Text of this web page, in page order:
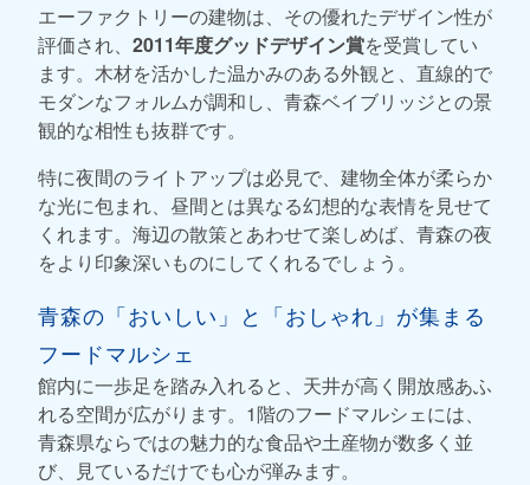
エーファクトリーの建物は、その優れたデザイン性が
評価され、 2011年度グッドデザイン賞を受賞してい
ます。木材を活かした温かみのある外観と、直線的で
モダンなフォルムが調和し、青森ベイブリッジとの景
観的な相性も抜群です。
特に夜間のライトアップは必見で、建物全体が柔らか
な光に包まれ、昼間とは異なる幻想的な表情を見せて
くれます。海辺の散策とあわせて楽しめば、青森の夜
をより印象深いものにしてくれるでしょう。
青森の「おいしい」と「おしゃれ」が集まる
フードマルシェ
館内に一歩足を踏み入れると、天井が高く開放感あふ
れる空間が広がります。1階のフードマルシェには、
青森県ならではの魅力的な食品や土産物が数多く並
び、見ているだけでも心が弾みます。